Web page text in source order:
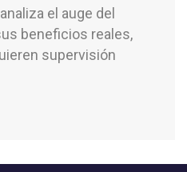
el auge del
beneficios reales,
supervisión